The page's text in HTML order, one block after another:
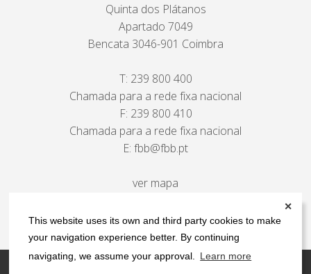
This website uses its own and third party cookies to make
your navigation experience better. By continuing
navigating, we assume your approval.
Learn more
✕
Quinta dos Plátanos
Apartado 7049
Bencata 3046-901 Coimbra
T: 239 800 400
Chamada para a rede fixa nacional
F: 239 800 410
Chamada para a rede fixa nacional
E: fbb@fbb.pt
ver mapa